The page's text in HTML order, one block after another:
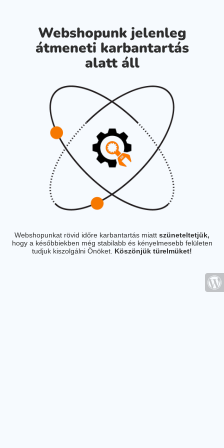
Webshopunk jelenleg
átmeneti karbantartás
alatt áll
Webshopunkat rövid időre karbantartás miatt szüneteltetjük,
hogy a későbbiekben még stabilabb és kényelmesebb felületen
tudjuk kiszolgálni Önöket. Köszönjük türelmüket!